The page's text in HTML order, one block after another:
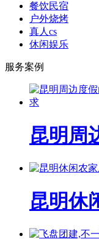
餐饮民宿
户外烧烤
真人cs
休闲娱乐
服务案例